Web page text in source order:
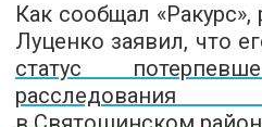
Как сообщал
Луценко заявил, что
статус
расследования